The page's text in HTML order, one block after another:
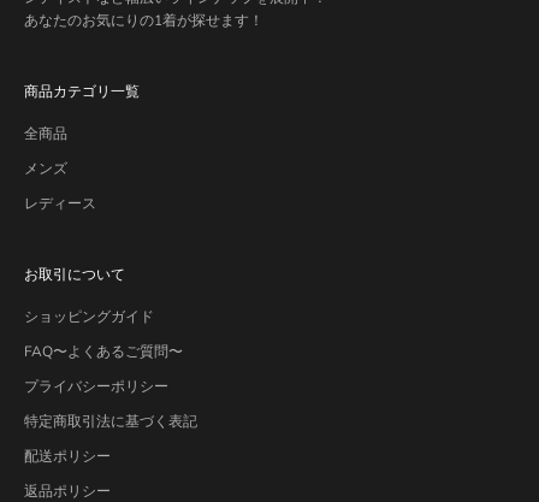
あなたのお気にりの1着が探せます！
商品カテゴリ一覧
全商品
メンズ
レディース
お取引について
ショッピングガイド
FAQ〜よくあるご質問〜
プライバシーポリシー
特定商取引法に基づく表記
配送ポリシー
返品ポリシー